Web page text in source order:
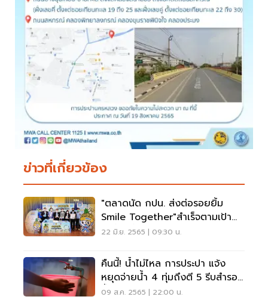
ข่าวที่เกี่ยวข้อง
"ตลาดนัด กปน. ส่งต่อรอยยิ้ม
Smile Together"สำเร็จตามเป้า
คนซื้อปลื้ม คนขายยิ้ม
22 มิ.ย. 2565 | 09:30 น.
คืนนี้! น้ำไม่ไหล การประปา แจ้ง
หยุดจ่ายน้ำ 4 ทุ่มถึงตี 5 รีบสำรอง
น้ำไว้ใช้
09 ส.ค. 2565 | 22:00 น.